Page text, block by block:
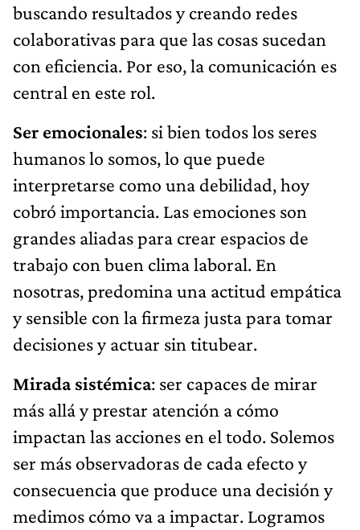
buscando resultados y creando redes
colaborativas para que las cosas sucedan
con eficiencia. Por eso, la comunicación es
central en este rol.
Ser emocionales: si bien todos los seres
humanos lo somos, lo que puede
interpretarse como una debilidad, hoy
cobró importancia. Las emociones son
grandes aliadas para crear espacios de
trabajo con buen clima laboral. En
nosotras, predomina una actitud empática
y sensible con la firmeza justa para tomar
decisiones y actuar sin titubear.
Mirada sistémica: ser capaces de mirar
más allá y prestar atención a cómo
impactan las acciones en el todo. Solemos
ser más observadoras de cada efecto y
consecuencia que produce una decisión y
medimos cómo va a impactar. Logramos